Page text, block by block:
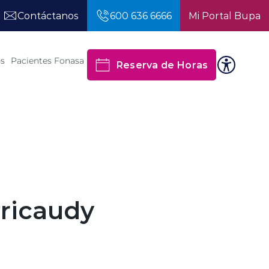
Contáctanos
600 636 6666 Mi Portal Bupa
Pacientes Fonasa Reserva de Horas